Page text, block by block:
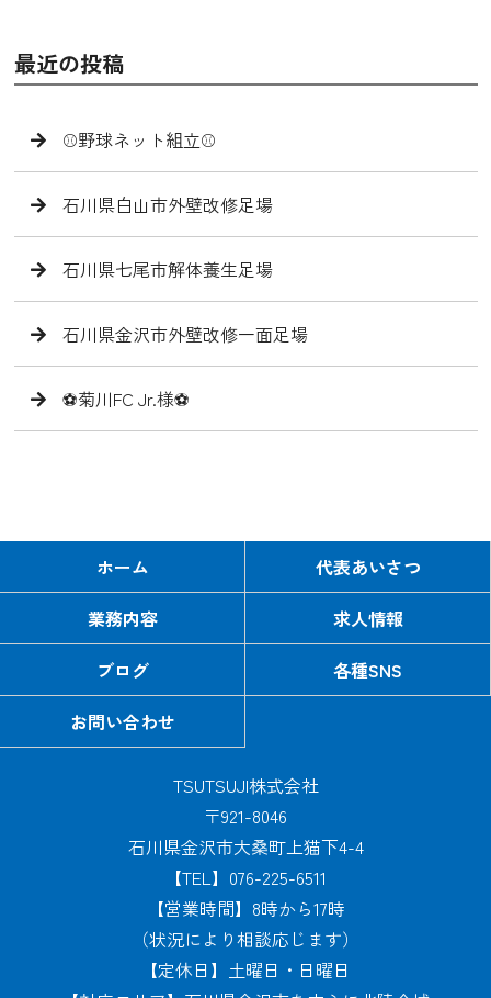
最近の投稿
⚾️野球ネット組立⚾️
石川県白山市外壁改修足場
石川県七尾市解体養生足場
石川県金沢市外壁改修一面足場
⚽️菊川FC Jr.様⚽️
ホーム
代表あいさつ
業務内容
求人情報
ブログ
各種SNS
お問い合わせ
TSUTSUJI株式会社
〒921-8046
石川県金沢市大桑町上猫下4-4
【TEL】076-225-6511
【営業時間】8時から17時
（状況により相談応じます）
【定休日】土曜日・日曜日